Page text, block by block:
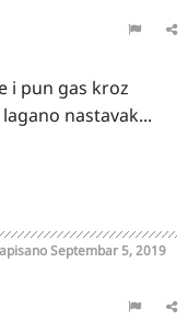
i pun gas kroz
nastavak...
Septembar 5, 2019